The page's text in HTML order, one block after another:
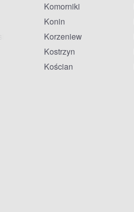
Komorniki
Konin
Korzeniew
Kostrzyn
Kościan